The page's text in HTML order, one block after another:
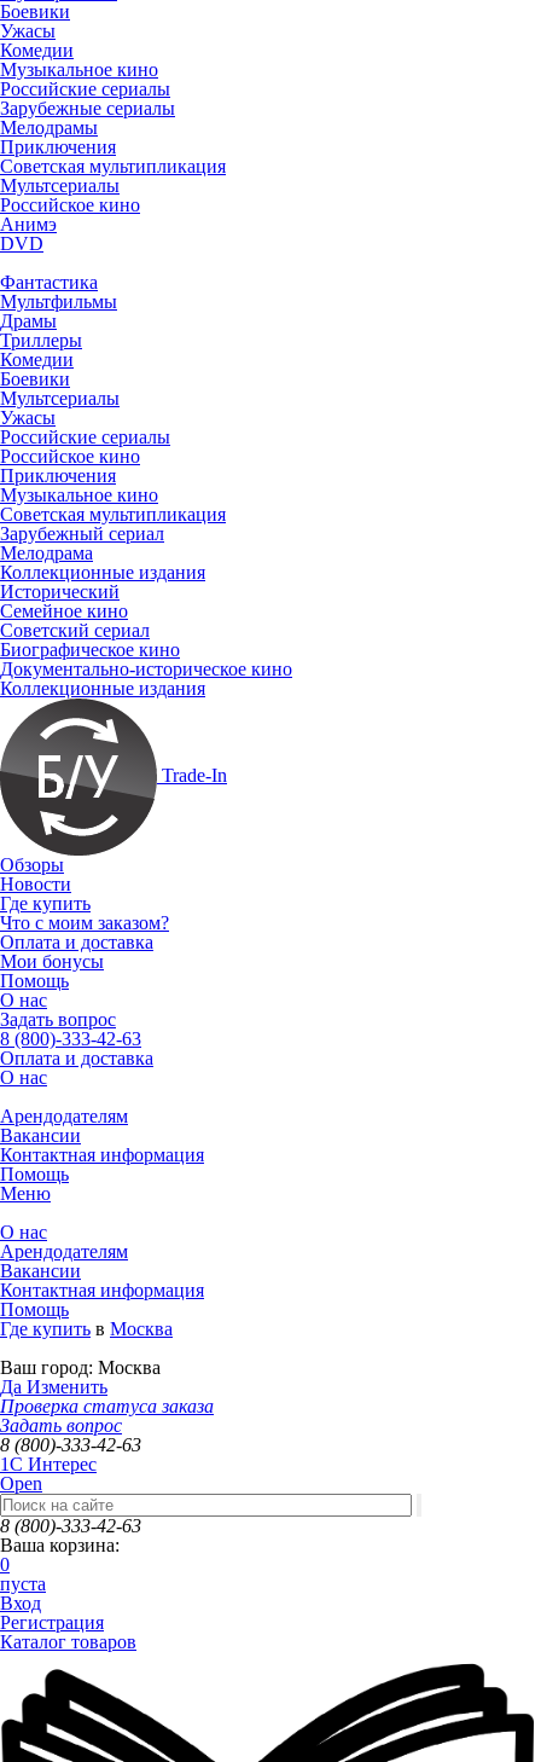
Боевики
Ужасы
Комедии
Музыкальное кино
Российские сериалы
Зарубежные сериалы
Мелодрамы
Приключения
Советская мультипликация
Мультсериалы
Российское кино
Анимэ
DVD
Фантастика
Мультфильмы
Драмы
Триллеры
Комедии
Боевики
Мультсериалы
Ужасы
Российские сериалы
Российское кино
Приключения
Музыкальное кино
Советская мультипликация
Зарубежный сериал
Мелодрама
Коллекционные издания
Исторический
Семейное кино
Советский сериал
Биографическое кино
Документально-историческое кино
Коллекционные издания
Trade-In
Обзоры
Новости
Где купить
Что с моим заказом?
Оплата и доставка
Мои бонусы
Помощь
О нас
Задать вопрос
8 (800)-333-42-63
Оплата и доставка
О нас
Арендодателям
Вакансии
Контактная информация
Помощь
Меню
О нас
Арендодателям
Вакансии
Контактная информация
Помощь
Где купить в Москва
Ваш город: Москва
Да Изменить
Проверка статуса заказа
Задать вопрос
8 (800)-333-42-63
1C Интерес
Open
8 (800)-333-42-63
Ваша корзина:
0
пуста
Вход
Регистрация
Каталог товаров